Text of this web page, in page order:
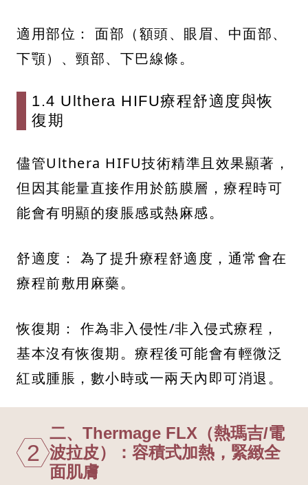
適用部位： 面部（額頭、眼眉、中面部、
下顎）、頸部、下巴線條。
1.4 Ulthera HIFU療程舒適度與恢
復期
儘管Ulthera HIFU技術精準且效果顯著，
但因其能量直接作用於筋膜層，療程時可
能會有明顯的痠脹感或熱麻感。
舒適度： 為了提升療程舒適度，通常會在
療程前敷用麻藥。
恢復期： 作為非入侵性/非入侵式療程，
基本沒有恢復期。療程後可能會有輕微泛
紅或腫脹，數小時或一兩天內即可消退。
2
二、Thermage FLX（熱瑪吉/電
波拉皮）：容積式加熱，緊緻全
面肌膚